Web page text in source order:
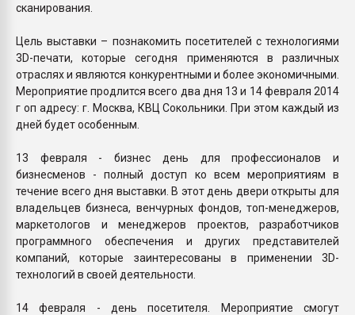
сканирования.
Цель выставки – познакомить посетителей с технологиями
3D-печати, которые сегодня применяются в различных
отраслях и являются конкурентными и более экономичными.
Мероприятие продлится всего два дня 13 и 14 февраля 2014
г оп адресу: г. Москва, КВЦ Сокольники. При этом каждый из
дней будет особенным.
13 февраля - бизнес день для профессионалов и
бизнесменов - полный доступ ко всем мероприятиям в
течение всего дня выставки. В этот день двери открыты для
владельцев бизнеса, венчурных фондов, топ-менеджеров,
маркетологов и менеджеров проектов, разработчиков
программного обеспечения и других представителей
компаний, которые заинтересованы в применении 3D-
технологий в своей деятельности.
14 февраля - день посетителя. Мероприятие смогут